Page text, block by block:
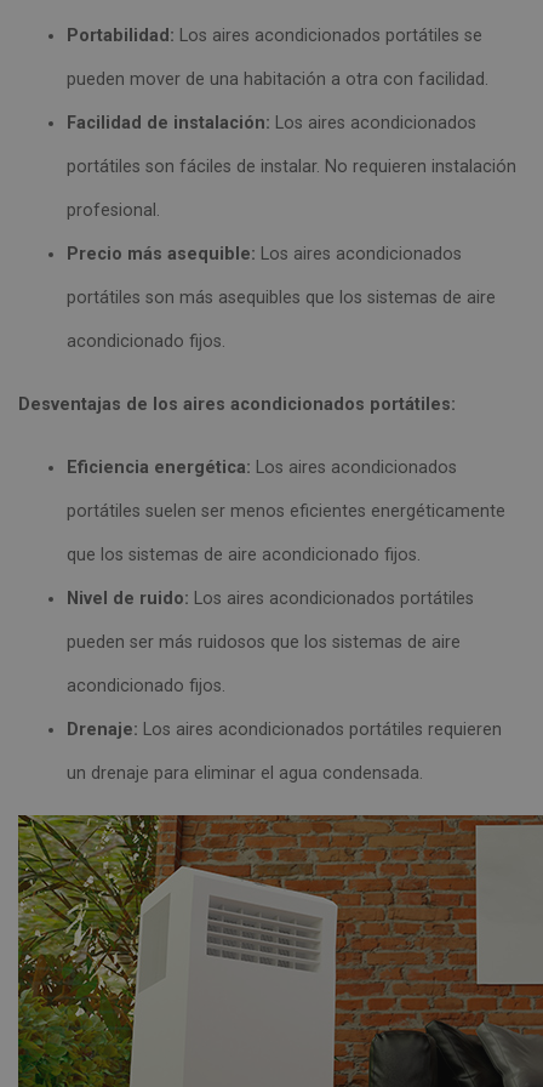
Portabilidad: Los aires acondicionados portátiles se
pueden mover de una habitación a otra con facilidad.
Facilidad de instalación: Los aires acondicionados
portátiles son fáciles de instalar. No requieren instalación
profesional.
Precio más asequible: Los aires acondicionados
portátiles son más asequibles que los sistemas de aire
acondicionado fijos.
Desventajas de los aires acondicionados portátiles:
Eficiencia energética: Los aires acondicionados
portátiles suelen ser menos eficientes energéticamente
que los sistemas de aire acondicionado fijos.
Nivel de ruido: Los aires acondicionados portátiles
pueden ser más ruidosos que los sistemas de aire
acondicionado fijos.
Drenaje: Los aires acondicionados portátiles requieren
un drenaje para eliminar el agua condensada.